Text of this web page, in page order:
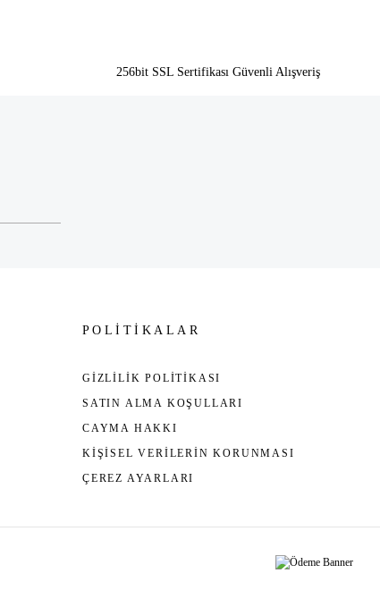
256bit SSL Sertifikası Güvenli Alışveriş
POLİTİKALAR
GİZLİLİK POLİTİKASI
SATIN ALMA KOŞULLARI
CAYMA HAKKI
KİŞİSEL VERİLERİN KORUNMASI
ÇEREZ AYARLARI